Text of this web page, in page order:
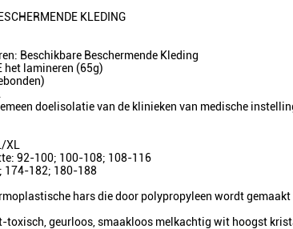
KLEDING
Beschikbare Beschermende Kleding
het lamineren (65g)
doelisolatie van de klinieken van medische
XL
92-100; 100-108; 108-116
174-182; 180-188
hars die door polypropyleen wordt
toxisch, geurloos, smaakloos melkachtig wit hoogst